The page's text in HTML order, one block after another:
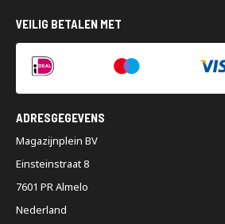
VEILIG BETALEN MET
ADRESGEGEVENS
Magazijnplein BV
Einsteinstraat 8
7601 PR Almelo
Nederland